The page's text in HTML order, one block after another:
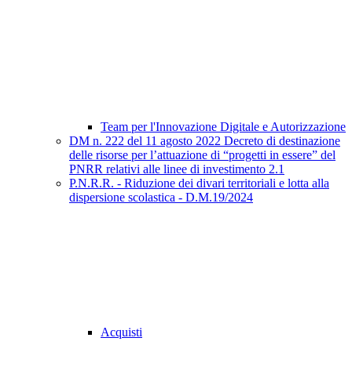
Team per l'Innovazione Digitale e Autorizzazione
DM n. 222 del 11 agosto 2022 Decreto di destinazione
delle risorse per l’attuazione di “progetti in essere” del
PNRR relativi alle linee di investimento 2.1
P.N.R.R. - Riduzione dei divari territoriali e lotta alla
dispersione scolastica - D.M.19/2024
Acquisti